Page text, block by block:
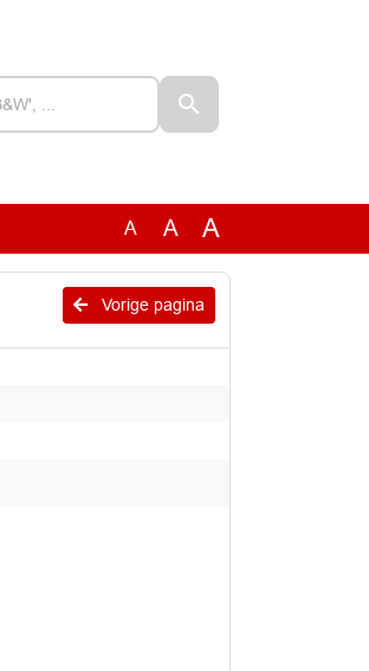
A A A
Vorige pagina